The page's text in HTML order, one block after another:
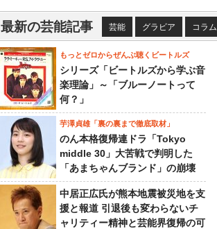
最新の芸能記事 芸能 グラビア コラム
もっとゼロからぜんぶ聴くビートルズ
シリーズ「ビートルズから学ぶ音
楽理論」～「ブルーノートって
何？」
芋澤貞雄「裏の裏まで徹底取材」
のん本格復帰連ドラ「Tokyo
middle 30」大苦戦で判明した
「あまちゃんブランド」の崩壊
中居正広氏が熊本地震被災地を支
援と報道 引退後も変わらないチ
ャリティー精神と芸能界復帰の可